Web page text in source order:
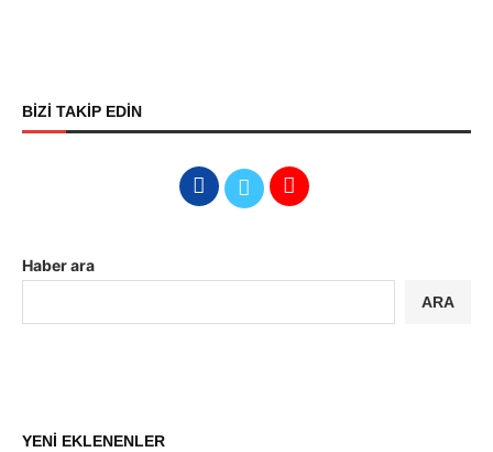
BİZİ TAKİP EDİN
Haber ara
ARA
YENİ EKLENENLER